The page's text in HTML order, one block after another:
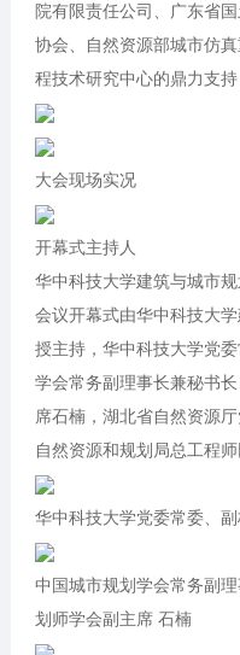
院有限责任公司、广东省
协会、自然资源部城市仿
程技术研究中心的鼎力支持
大会现场实况
开幕式主持人
华中科技大学建筑与城市
会议开幕式由华中科技大
授主持，华中科技大学党
学会常务副理事长兼秘书
席石楠，湖北省自然资源
自然资源和规划局总工程
华中科技大学党委常委、
中国城市规划学会常务副
划师学会副主席 石楠